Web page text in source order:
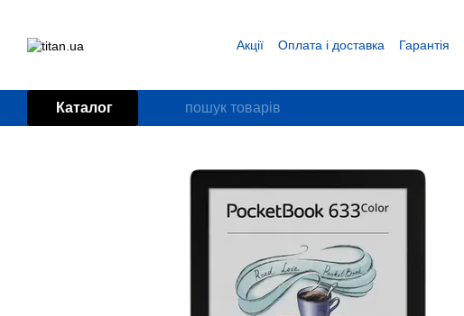
Акції Оплата і доставка Гарантія
Каталог